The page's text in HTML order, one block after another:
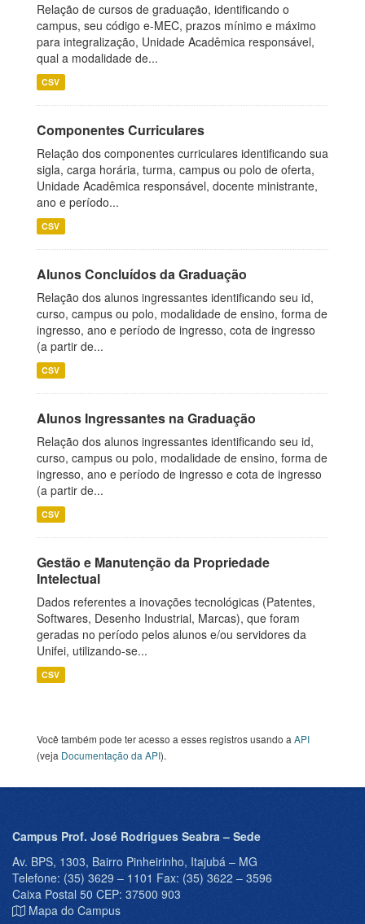
Relação de cursos de graduação, identificando o
campus, seu código e-MEC, prazos mínimo e máximo
para integralização, Unidade Acadêmica responsável,
qual a modalidade de...
CSV
Componentes Curriculares
Relação dos componentes curriculares identificando sua
sigla, carga horária, turma, campus ou polo de oferta,
Unidade Acadêmica responsável, docente ministrante,
ano e período...
CSV
Alunos Concluídos da Graduação
Relação dos alunos ingressantes identificando seu id,
curso, campus ou polo, modalidade de ensino, forma de
ingresso, ano e período de ingresso, cota de ingresso
(a partir de...
CSV
Alunos Ingressantes na Graduação
Relação dos alunos ingressantes identificando seu id,
curso, campus ou polo, modalidade de ensino, forma de
ingresso, ano e período de ingresso e cota de ingresso
(a partir de...
CSV
Gestão e Manutenção da Propriedade
Intelectual
Dados referentes a inovações tecnológicas (Patentes,
Softwares, Desenho Industrial, Marcas), que foram
geradas no período pelos alunos e/ou servidores da
Unifei, utilizando-se...
CSV
Você também pode ter acesso a esses registros usando a API
(veja Documentação da API).
Campus Prof. José Rodrigues Seabra – Sede
Av. BPS, 1303, Bairro Pinheirinho, Itajubá – MG
Telefone: (35) 3629 – 1101 Fax: (35) 3622 – 3596
Caixa Postal 50 CEP: 37500 903
Mapa do Campus